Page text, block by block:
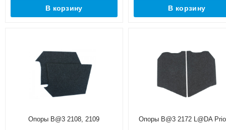
В корзину В корзину
Опоры B@3 2108, 2109 Опоры B@3 2172 L@DA